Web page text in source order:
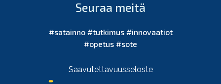
Seuraa meitä
#satainno #tutkimus #innovaatiot
#opetus #sote
Saavutettavuusseloste